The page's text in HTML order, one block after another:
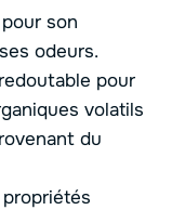
son
odeurs.
pour
volatils
du